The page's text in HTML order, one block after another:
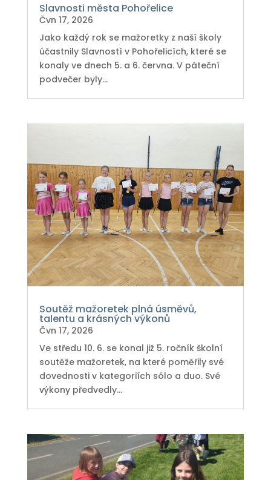
Slavnosti města Pohořelice
Čvn 17, 2026
Jako každý rok se mažoretky z naší školy
účastnily Slavností v Pohořelicích, které se
konaly ve dnech 5. a 6. června. V páteční
podvečer byly...
Soutěž mažoretek plná úsměvů,
talentu a krásných výkonů
Čvn 17, 2026
Ve středu 10. 6. se konal již 5. ročník školní
soutěže mažoretek, na které poměřily své
dovednosti v kategoriích sólo a duo. Své
výkony předvedly...